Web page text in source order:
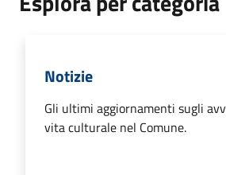
Notizie
Gli ultimi aggiornamenti sugli
vita culturale nel Comune.